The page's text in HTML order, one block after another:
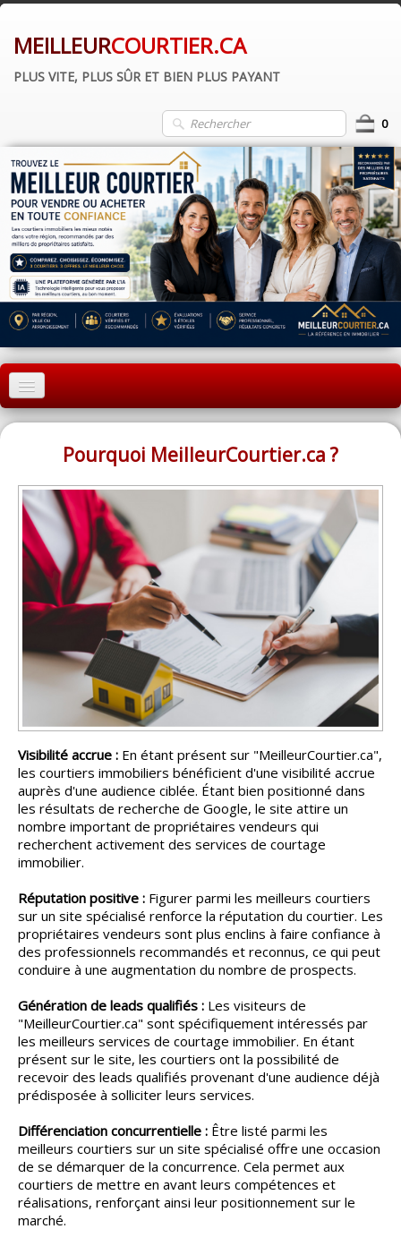
MEILLEURCOURTIER.CA
PLUS VITE, PLUS SÛR ET BIEN PLUS PAYANT
0
ACCUEIL
MONTRÉAL
QUÉBEC
LAVAL
RÉGIONS▼
CATÉGORIES▼
ACHETEUR / VENDEUR
ENTREPRENEURS▼
ESPACE COURTIER▼
Pourquoi MeilleurCourtier.ca ?
Visibilité accrue : En étant présent sur "MeilleurCourtier.ca",
les courtiers immobiliers bénéficient d'une visibilité accrue
auprès d'une audience ciblée. Étant bien positionné dans
les résultats de recherche de Google, le site attire un
nombre important de propriétaires vendeurs qui
recherchent activement des services de courtage
immobilier.
Réputation positive : Figurer parmi les meilleurs courtiers
sur un site spécialisé renforce la réputation du courtier. Les
propriétaires vendeurs sont plus enclins à faire confiance à
des professionnels recommandés et reconnus, ce qui peut
conduire à une augmentation du nombre de prospects.
Génération de leads qualifiés : Les visiteurs de
"MeilleurCourtier.ca" sont spécifiquement intéressés par
les meilleurs services de courtage immobilier. En étant
présent sur le site, les courtiers ont la possibilité de
recevoir des leads qualifiés provenant d'une audience déjà
prédisposée à solliciter leurs services.
Différenciation concurrentielle : Être listé parmi les
meilleurs courtiers sur un site spécialisé offre une occasion
de se démarquer de la concurrence. Cela permet aux
courtiers de mettre en avant leurs compétences et
réalisations, renforçant ainsi leur positionnement sur le
marché.